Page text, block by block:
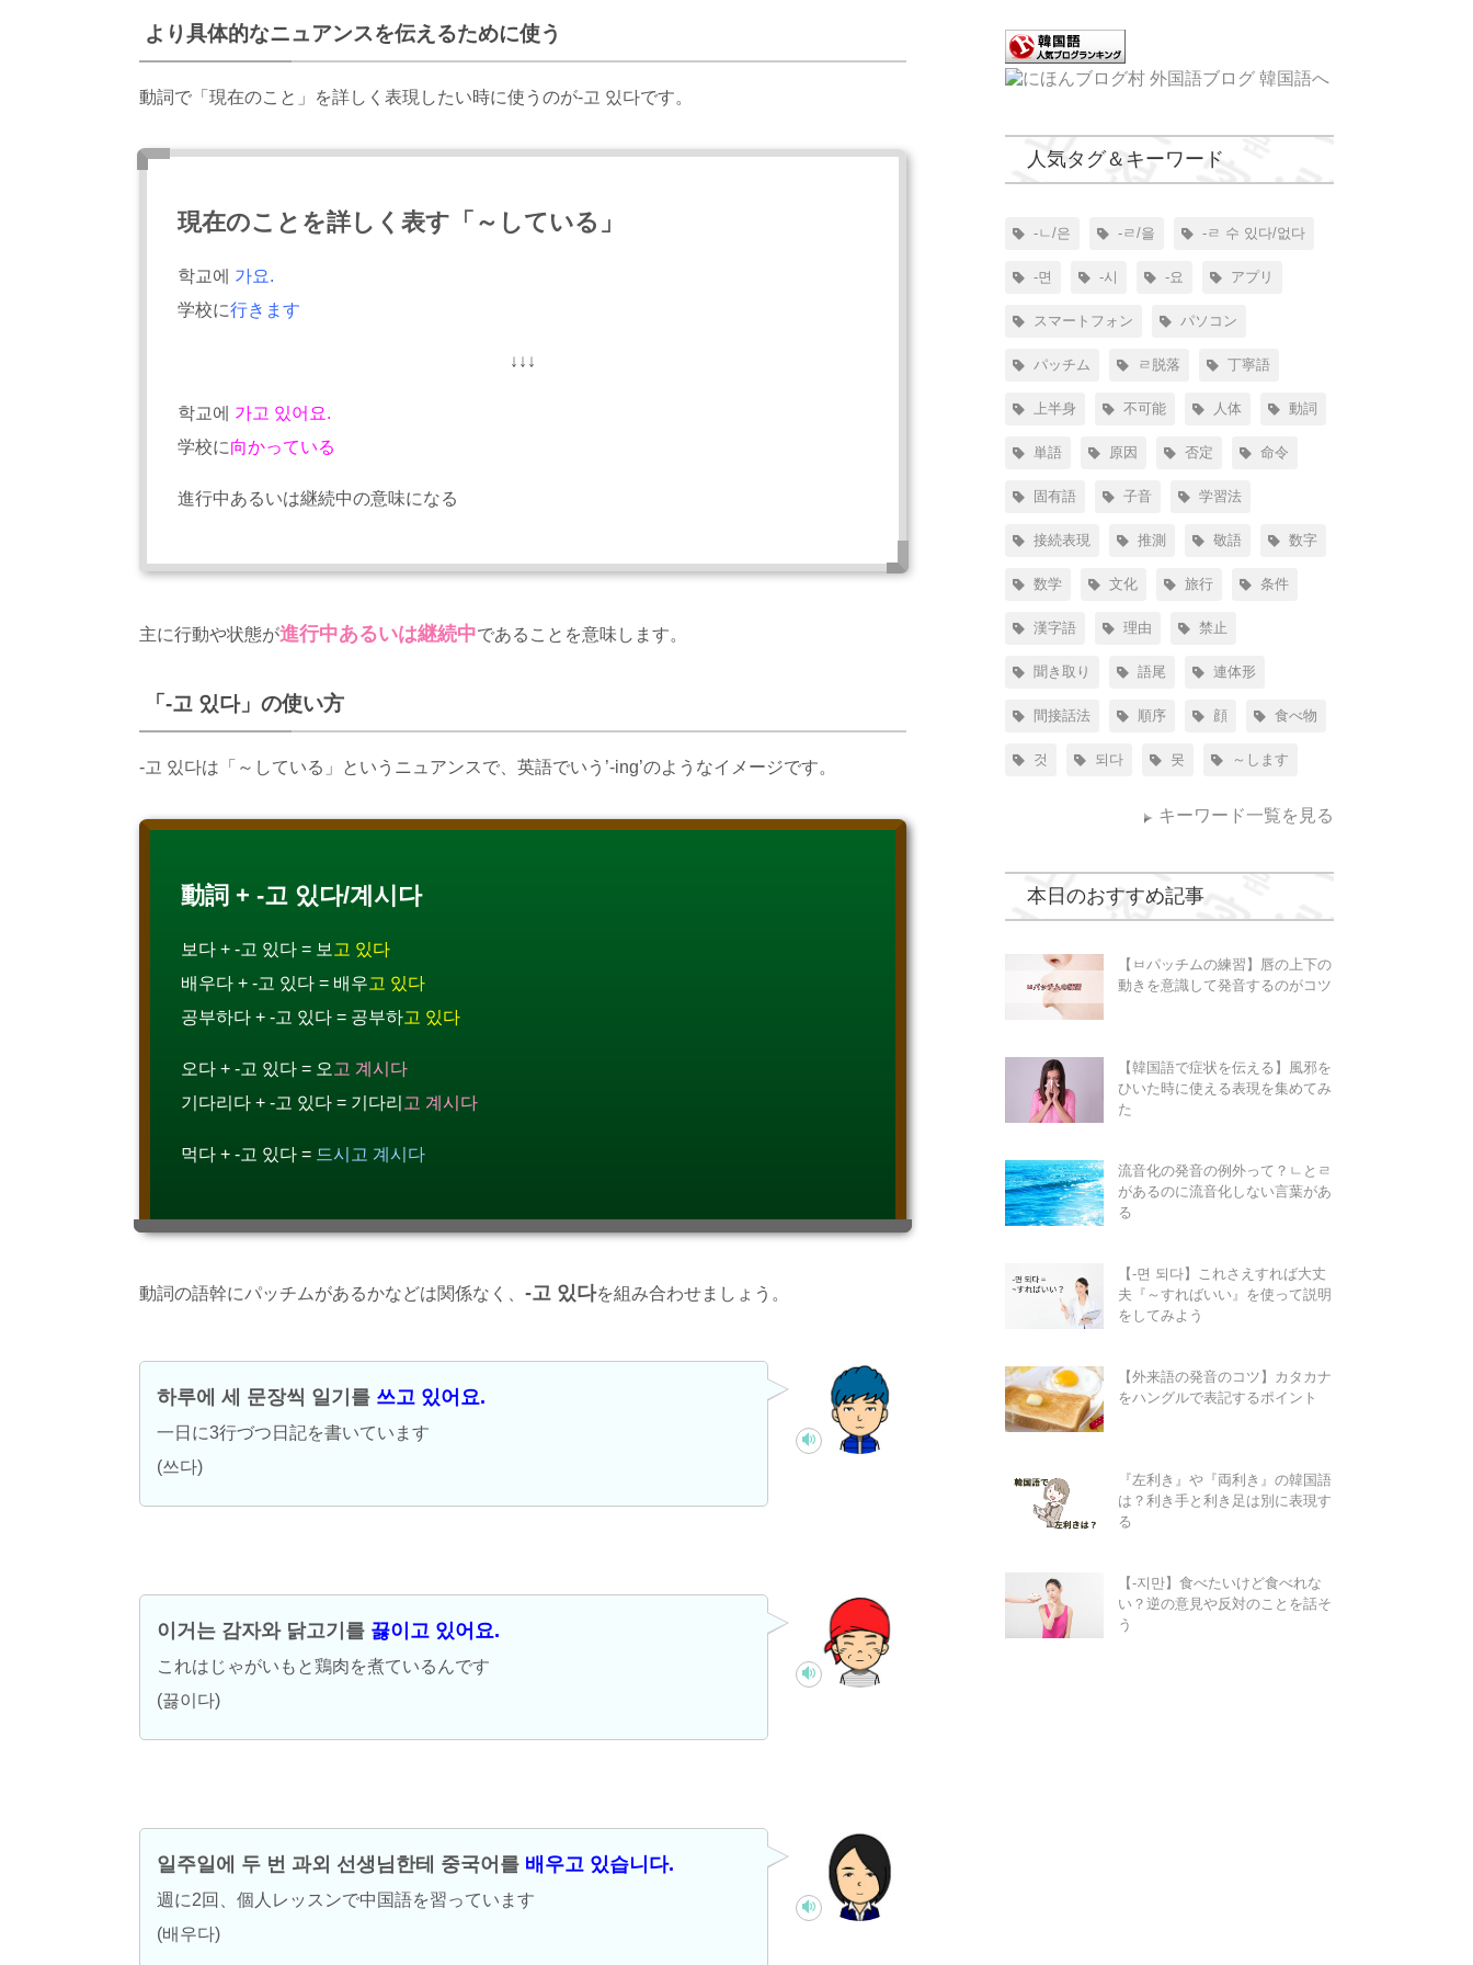
より具体的なニュアンスを伝えるために使う
動詞で「現在のこと」を詳しく表現したい時に使うのが-고 있다です。
現在のことを詳しく表す「～している」
학교에 가요.
学校に行きます
↓↓↓
학교에 가고 있어요.
学校に向かっている
進行中あるいは継続中の意味になる
主に行動や状態が進行中あるいは継続中であることを意味します。
「-고 있다」の使い方
-고 있다は「～している」というニュアンスで、英語でいう’-ing’のようなイメージです。
動詞 + -고 있다/계시다
보다 + -고 있다 = 보 고 있다
배우다 + -고 있다 = 배우고 있다
공부하다 + -고 있다 = 공부하고 있다
오다 + -고 있다 = 오 고 계시다
기다리다 + -고 있다 = 기다리 고 계시다
먹다 + -고 있다 = 드시고 계시다
動詞の語幹にパッチムがあるかなどは関係なく、 -고 있다を組み合わせましょう。
하루에 세 문장씩 일기를 쓰고 있어요.
一日に3行づつ日記を書いています
(쓰다)
이거는 감자와 닭고기를 끓이고 있어요.
これはじゃがいもと鶏肉を煮ているんです
(끓이다)
일주일에 두 번 과외 선생님한테 중국어를 배우고 있습니다.
週に2回、個人レッスンで中国語を習っています
(배우다)
人気タグ＆キーワード
-ㄴ/은 -ㄹ/을 -ㄹ 수 있다/없다
-면 -시 -요 アプリ
スマートフォン パソコン
パッチム ㄹ脱落 丁寧語
上半身 不可能 人体 動詞
単語 原因 否定 命令
固有語 子音 学習法
接続表現 推測 敬語 数字
数学 文化 旅行 条件
漢字語 理由 禁止
聞き取り 語尾 連体形
間接話法 順序 顔 食べ物
것 되다 못 ～します
キーワード一覧を見る
本日のおすすめ記事
【ㅂパッチムの練習】唇の上下の
動きを意識して発音するのがコツ
【韓国語で症状を伝える】風邪を
ひいた時に使える表現を集めてみ
た
流音化の発音の例外って？ㄴとㄹ
があるのに流音化しない言葉があ
る
【-면 되다】これさえすれば大丈
夫『～すればいい』を使って説明
をしてみよう
【外来語の発音のコツ】カタカナ
をハングルで表記するポイント
『左利き』や『両利き』の韓国語
は？利き手と利き足は別に表現す
る
【-지만】食べたいけど食べれな
い？逆の意見や反対のことを話そ
う